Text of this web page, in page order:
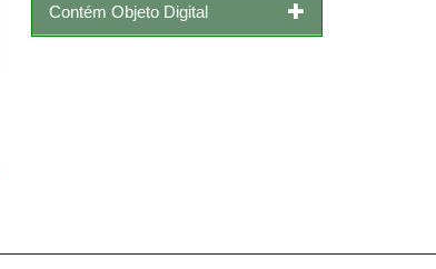
Contém Objeto Digital